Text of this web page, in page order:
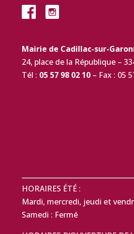
Mairie de Cadillac-sur-
24, place de la République –
Tél : 05 57 98 02 10– Fax : 05
HORAIRES ÉTÉ :
Mardi, mercredi, jeudi et
Samedi : Fermé